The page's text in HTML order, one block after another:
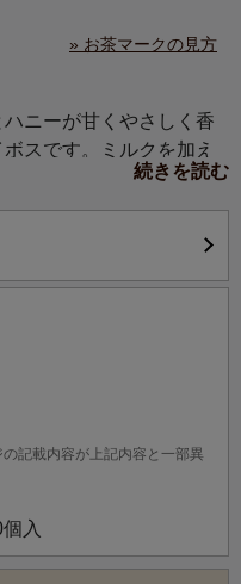
» お茶マークの見方
ニーが甘くやさしく香
スです。ミルクを加え
ハニーの香りをブレン
ーな香りはルイボスと
人気を誇る、ルピシア
。
すすめのお茶”という由来
いという意味）」と名付
色のあられがキュート
トに特におすすめで
続きを読む
記載内容が上記内容と一部異
入